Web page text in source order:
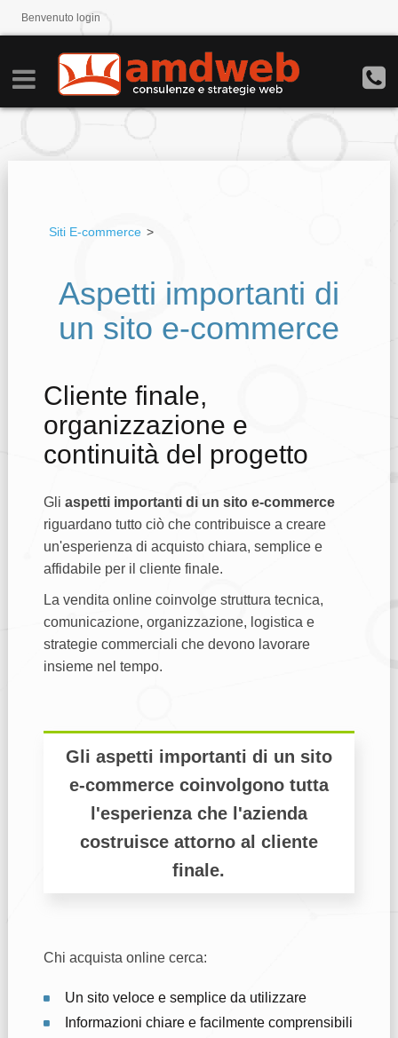
Benvenuto login
Siti E-commerce >
Aspetti importanti di
un sito e-commerce
Cliente finale,
organizzazione e
continuità del progetto
Gli aspetti importanti di un sito e-commerce
riguardano tutto ciò che contribuisce a creare
un'esperienza di acquisto chiara, semplice e
affidabile per il cliente finale.
La vendita online coinvolge struttura tecnica,
comunicazione, organizzazione, logistica e
strategie commerciali che devono lavorare
insieme nel tempo.
Gli aspetti importanti di un sito
e-commerce coinvolgono tutta
l'esperienza che l'azienda
costruisce attorno al cliente
finale.
Chi acquista online cerca:
Un sito veloce e semplice da utilizzare
Informazioni chiare e facilmente comprensibili